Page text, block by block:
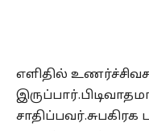
எளிதில்